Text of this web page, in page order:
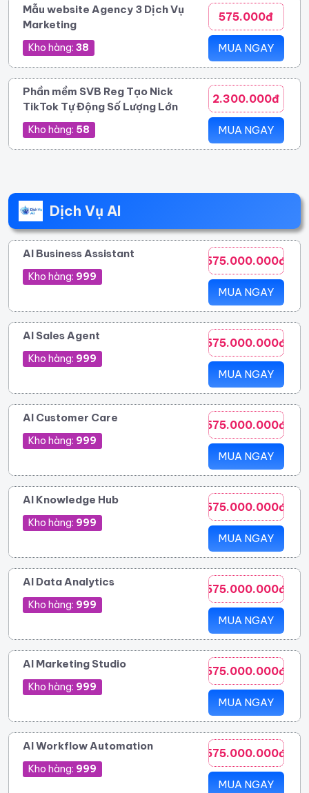
Mẫu website Agency 3 Dịch Vụ
Marketing
Kho hàng: 38
575.000đ
MUA NGAY
Phần mềm SVB Reg Tạo Nick
TikTok Tự Động Số Lượng Lớn
Kho hàng: 58
2.300.000đ
MUA NGAY
Dịch Vụ AI
AI Business Assistant
Kho hàng: 999
575.000.000đ
MUA NGAY
AI Sales Agent
Kho hàng: 999
575.000.000đ
MUA NGAY
AI Customer Care
Kho hàng: 999
575.000.000đ
MUA NGAY
AI Knowledge Hub
Kho hàng: 999
575.000.000đ
MUA NGAY
AI Data Analytics
Kho hàng: 999
575.000.000đ
MUA NGAY
AI Marketing Studio
Kho hàng: 999
575.000.000đ
MUA NGAY
AI Workflow Automation
Kho hàng: 999
575.000.000đ
MUA NGAY